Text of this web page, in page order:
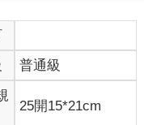
普通級
25開15*21cm